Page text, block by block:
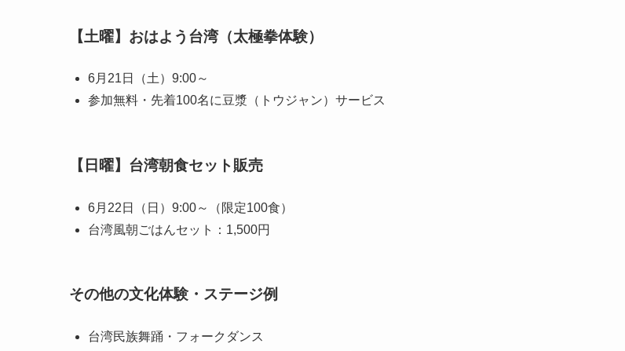
【土曜】おはよう台湾（太極拳体験）
6月21日（土）9:00～
参加無料・先着100名に豆漿（トウジャン）サービス
【日曜】台湾朝食セット販売
6月22日（日）9:00～（限定100食）
台湾風朝ごはんセット：1,500円
その他の文化体験・ステージ例
台湾民族舞踊・フォークダンス